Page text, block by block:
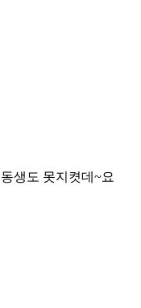
생도 못지켯데~요